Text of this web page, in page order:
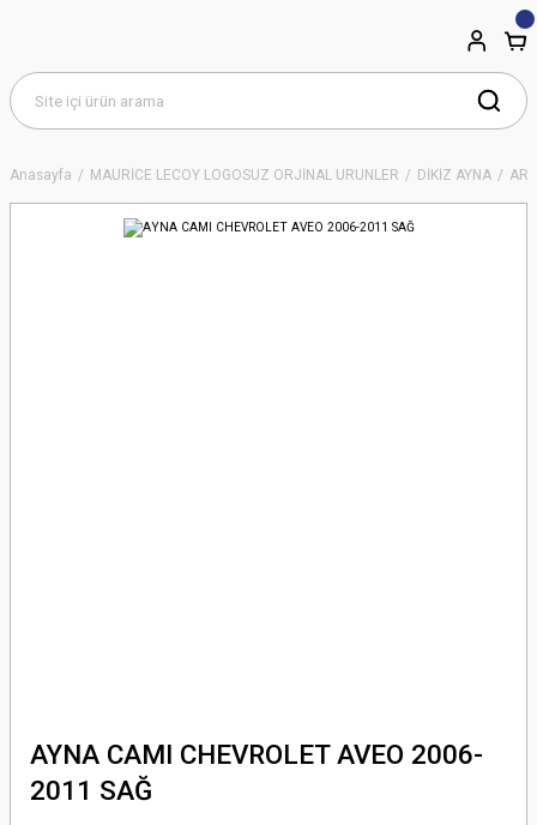
Anasayfa MAURİCE LECOY LOGOSUZ ORJİNAL ÜRÜNLER DİKİZ AYNA
AYNA CAMI CHEVROLET AVEO 2006-
2011 SAĞ